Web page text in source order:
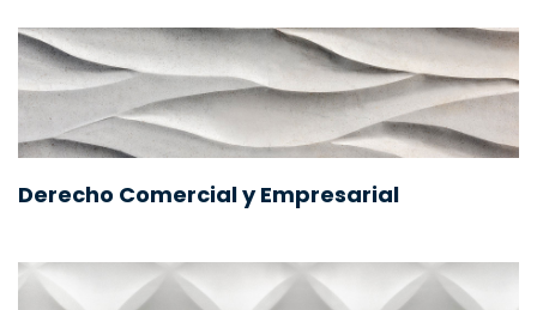
Derecho Comercial y Empresarial